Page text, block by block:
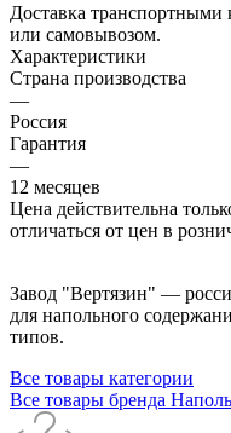
Доставка транспортными
или самовывозом.
Характеристики
Страна производства
—
Россия
Гарантия
—
12 месяцев
Цена действительна
отличаться от цен в
Завод "Вертязин" —
для напольного
типов.
Все товары категории
Все товары бренда